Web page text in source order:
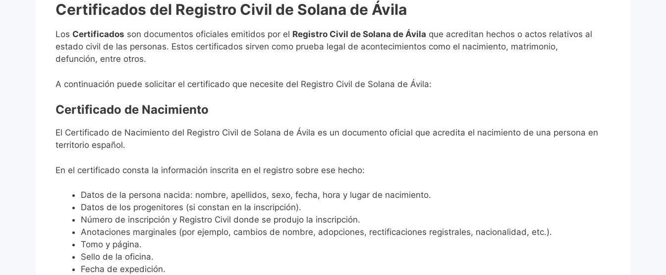
Certificados del Registro Civil de Solana de Ávila
Los Certificados son documentos oficiales emitidos por el Registro Civil de Solana de Ávila que acreditan hechos o actos relativos al
estado civil de las personas. Estos certificados sirven como prueba legal de acontecimientos como el nacimiento, matrimonio,
defunción, entre otros.
A continuación puede solicitar el certificado que necesite del Registro Civil de Solana de Ávila:
Certificado de Nacimiento
El Certificado de Nacimiento del Registro Civil de Solana de Ávila es un documento oficial que acredita el nacimiento de una persona en
territorio español.
En el certificado consta la información inscrita en el registro sobre ese hecho:
Datos de la persona nacida: nombre, apellidos, sexo, fecha, hora y lugar de nacimiento.
Datos de los progenitores (si constan en la inscripción).
Número de inscripción y Registro Civil donde se produjo la inscripción.
Anotaciones marginales (por ejemplo, cambios de nombre, adopciones, rectificaciones registrales, nacionalidad, etc.).
Tomo y página.
Sello de la oficina.
Fecha de expedición.